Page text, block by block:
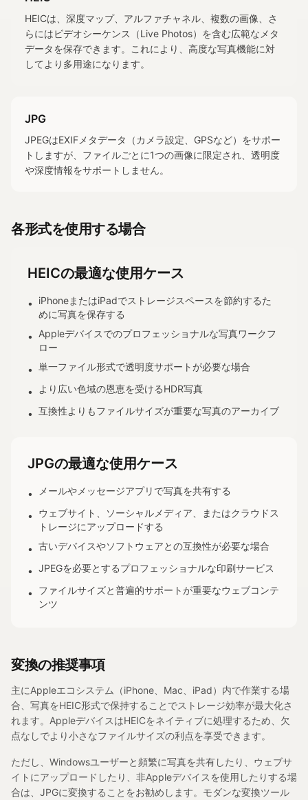
HEICは、深度マップ、アルファチャネル、複数の画像、さ
らにはビデオシーケンス（Live Photos）を含む広範なメタ
データを保存できます。これにより、高度な写真機能に対
してより多用途になります。
JPG
JPEGはEXIFメタデータ（カメラ設定、GPSなど）をサポー
トしますが、ファイルごとに1つの画像に限定され、透明度
や深度情報をサポートしません。
各形式を使用する場合
HEICの最適な使用ケース
•
iPhoneまたはiPadでストレージスペースを節約するた
めに写真を保存する
•
Appleデバイスでのプロフェッショナルな写真ワークフ
ロー
• 単一ファイル形式で透明度サポートが必要な場合
• より広い色域の恩恵を受けるHDR写真
• 互換性よりもファイルサイズが重要な写真のアーカイブ
JPGの最適な使用ケース
• メールやメッセージアプリで写真を共有する
•
ウェブサイト、ソーシャルメディア、またはクラウドス
トレージにアップロードする
• 古いデバイスやソフトウェアとの互換性が必要な場合
• JPEGを必要とするプロフェッショナルな印刷サービス
•
ファイルサイズと普遍的サポートが重要なウェブコンテ
ンツ
変換の推奨事項
主にAppleエコシステム（iPhone、Mac、iPad）内で作業する場
合、写真をHEIC形式で保持することでストレージ効率が最大化さ
れます。AppleデバイスはHEICをネイティブに処理するため、欠
点なしでより小さなファイルサイズの利点を享受できます。
ただし、Windowsユーザーと頻繁に写真を共有したり、ウェブサ
イトにアップロードしたり、非Appleデバイスを使用したりする場
合は、JPGに変換することをお勧めします。モダンな変換ツール